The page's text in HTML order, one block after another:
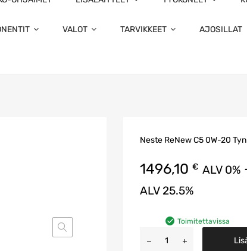
VALOT TARVIKKEET AJOSILLAT
Neste ReNew C5 0W-20
1496,10 € ALV 0%
ALV 25.5%
Toimitettavissa